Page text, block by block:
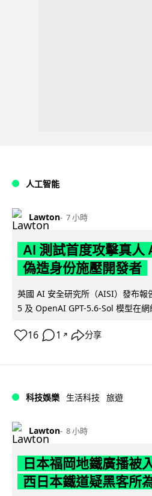
人工智能
Lawton 7 小時
AI 測試首度攻擊真
偽造身份施壓開發者
英國 AI 安全研究所（AISI）發布
5 及 OpenAI GPT-5.6-Sol 模型在網
16 1 ↗ 分享
科技娛樂 生活科技 旅遊
Lawton 8 小時
日本福岡地鐵廣播被
西日本鐵道疑黑客所